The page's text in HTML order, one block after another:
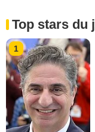
Top stars du
1